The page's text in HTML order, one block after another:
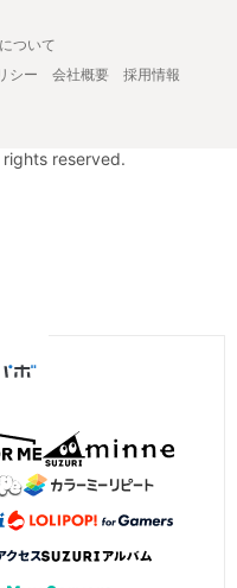
ついて
シー 会社概要
採用情報
reserved.